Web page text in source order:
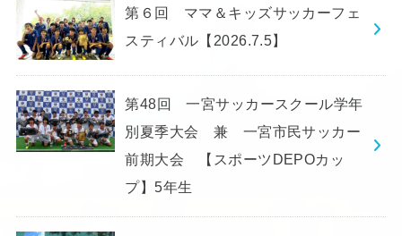
第６回 ママ＆キッズサッカーフェ
スティバル【2026.7.5】
第48回 一宮サッカースクール学年
別夏季大会 兼 一宮市民サッカー
前期大会 【スポーツDEPOカッ
プ】5年生